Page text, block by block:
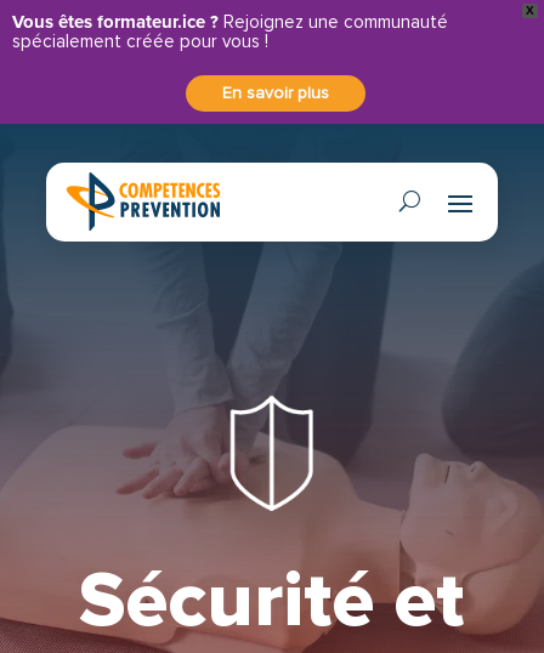
X
Vous êtes formateur.ice ? Rejoignez une communauté
spécialement créée pour vous !
En savoir plus
Sécurité et
Panneau de gestion des cookies